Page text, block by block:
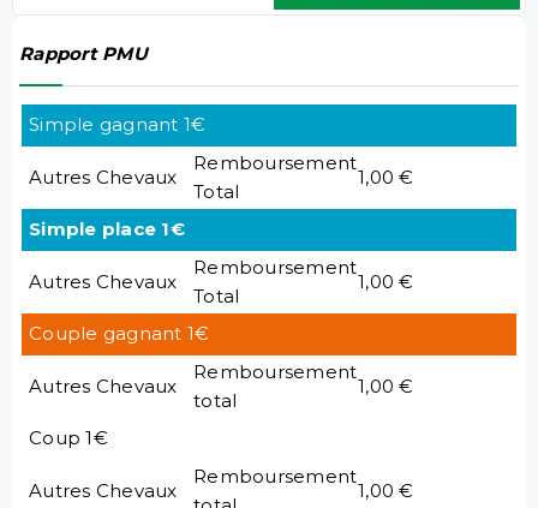
Rapport PMU
Simple gagnant 1€
Autres Chevaux
Remboursement
Total
1,00 €
Simple place 1€
Autres Chevaux
Remboursement
Total
1,00 €
Couple gagnant 1€
Autres Chevaux
Remboursement
total
1,00 €
Coup 1€
Autres Chevaux
Remboursement
1,00 €